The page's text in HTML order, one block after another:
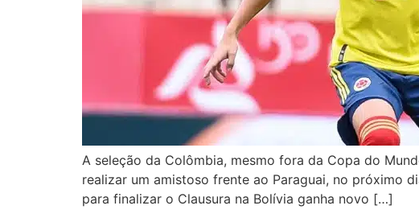
A seleção da Colômbia, mesmo fora da Copa do
realizar um amistoso frente ao Paraguai, no próximo
para finalizar o Clausura na Bolívia ganha novo […]